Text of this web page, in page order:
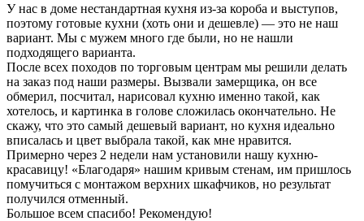
У нас в доме нестандартная кухня из-за короба и выступов,
поэтому готовые кухни (хоть они и дешевле) — это не наш
вариант. Мы с мужем много где были, но не нашли
подходящего варианта.
После всех походов по торговым центрам мы решили делать
на заказ под наши размеры. Вызвали замерщика, он все
обмерил, посчитал, нарисовал кухню именно такой, как
хотелось, и картинка в голове сложилась окончательно. Не
скажу, что это самый дешевый вариант, но кухня идеально
вписалась и цвет выбрала такой, как мне нравится.
Примерно через 2 недели нам установили нашу кухню-
красавицу! «Благодаря» нашим кривым стенам, им пришлось
помучиться с монтажом верхних шкафчиков, но результат
получился отменный.
Большое всем спасибо! Рекомендую!